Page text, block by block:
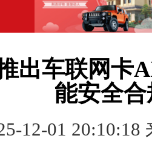
出车联网卡
能安全
12-01 20:10:18